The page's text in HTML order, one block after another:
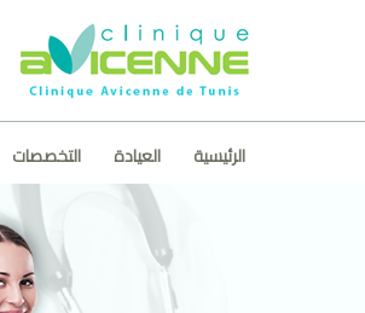
الرئيسية العيادة التخصصات